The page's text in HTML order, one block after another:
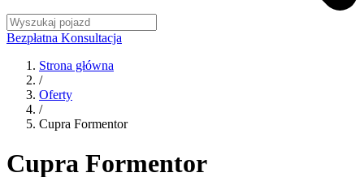
Bezpłatna Konsultacja
Strona główna
/
Oferty
/
Cupra Formentor
Cupra Formentor